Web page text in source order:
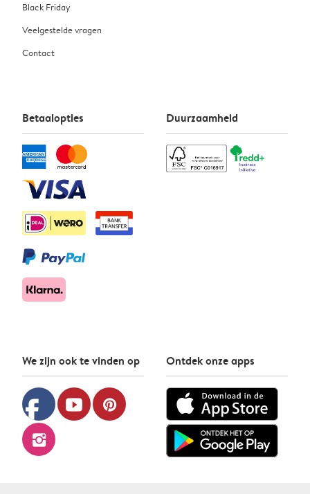
Black Friday
Veelgestelde vragen
Contact
Betaalopties Duurzaamheid
We zijn ook te vinden op
facebook youtube pinterest
instagram
Ontdek onze apps